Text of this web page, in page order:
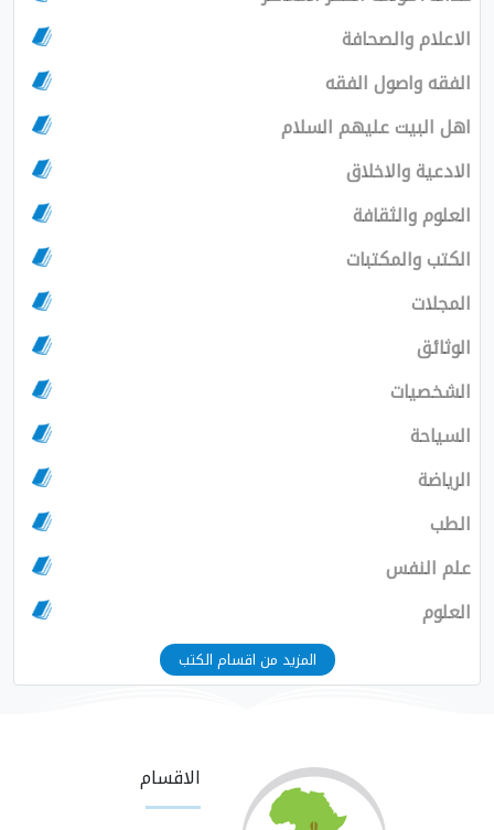
الاعلام والصحافة
الفقه واصول الفقه
اهل البيت عليهم السلام
الادعية والاخلاق
العلوم والثقافة
الكتب والمكتبات
المجلات
الوثائق
الشخصيات
السياحة
الرياضة
الطب
علم النفس
العلوم
المزيد من اقسام الكتب
الاقسام